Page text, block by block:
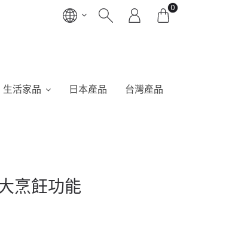
0
生活家品 日本產品
台灣產品
烹飪功能